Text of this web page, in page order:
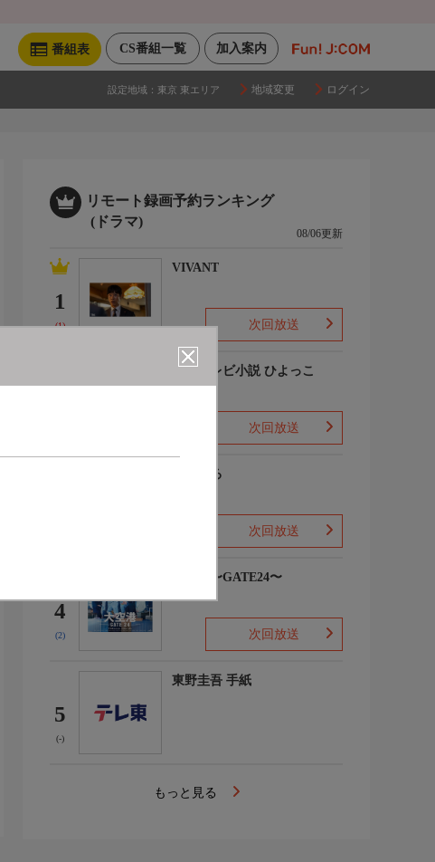
加入案内
CS番組一覧
番組表
設定地域： 東京 東エリア 地域変更 ログイン
リモート録画予約ランキング
(ドラマ)
08/06更新
1
(1)
VIVANT
次回放送
連続テレビ小説 ひよっこ
次回放送
風、薫る
次回放送
4
(2)
大空港〜GATE24〜
次回放送
5
(-)
東野圭吾 手紙
もっと見る